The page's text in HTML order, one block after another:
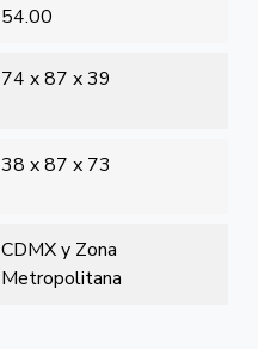
54.00
74 x 87 x 39
38 x 87 x 73
CDMX y Zona
Metropolitana